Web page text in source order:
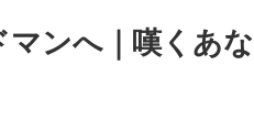
ンへ｜嘆くあ